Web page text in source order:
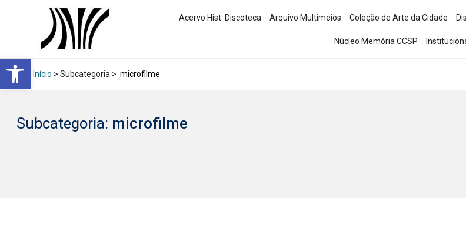
Abrir a barra de ferramentas
Acervo Hist. Discoteca Arquivo Multimeios Coleção de Arte da Cidade
Núcleo Memória CCSP
Início > Subcategoria > microfilme
Subcategoria: microfilme